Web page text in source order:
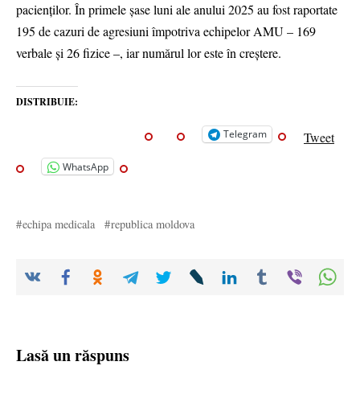
pacienților. În primele șase luni ale anului 2025 au fost raportate
195 de cazuri de agresiuni împotriva echipelor AMU – 169
verbale și 26 fizice –, iar numărul lor este în creștere.
DISTRIBUIE:
Telegram Tweet
WhatsApp
echipa medicala republica moldova
Lasă un răspuns